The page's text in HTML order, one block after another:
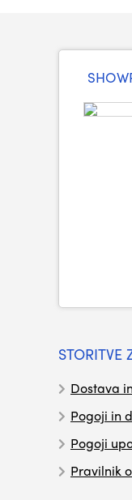
STORITVE
Dostava
Pogoji in
Pogoji
Pravilnik